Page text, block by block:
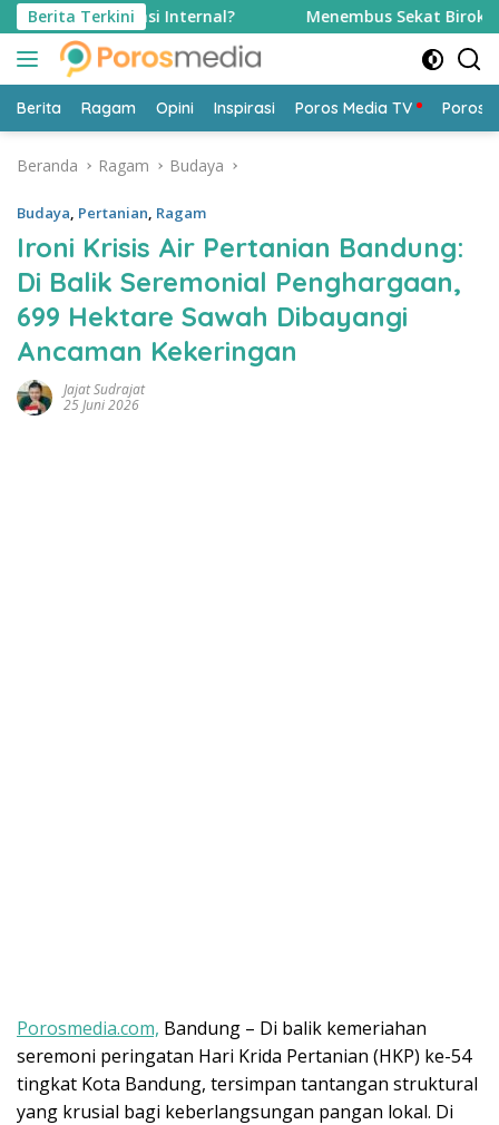
Langsung
ke
konten
Berita Terkini
Internal? Menembus Sekat Birokrasi dan
Berita Ragam Opini Inspirasi Poros Media TV Poros
Beranda Ragam Budaya
Budaya, Pertanian, Ragam
Ironi Krisis Air Pertanian Bandung:
Di Balik Seremonial Penghargaan,
699 Hektare Sawah Dibayangi
Ancaman Kekeringan
Jajat Sudrajat
25 Juni 2026
Porosmedia.com, Bandung – ​Di balik kemeriahan
seremoni peringatan Hari Krida Pertanian (HKP) ke-54
tingkat Kota Bandung, tersimpan tantangan struktural
yang krusial bagi keberlangsungan pangan lokal. Di